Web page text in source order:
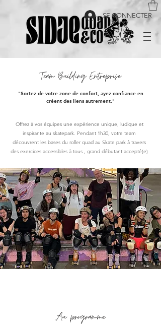
SE CONNECTER
Team Building Entreprise
"Sortez de votre zone de confort, ayez confiance en
créent des liens autrement."
Offrez à vos équipes une expérience unique, ludique et
inspirante au skatepark. Pendant 1h30, votre team
découvrent les bases du roller quad au Skate park à travers
des exercices accessibles à tous , grand débutant accepté(e)
Au programme